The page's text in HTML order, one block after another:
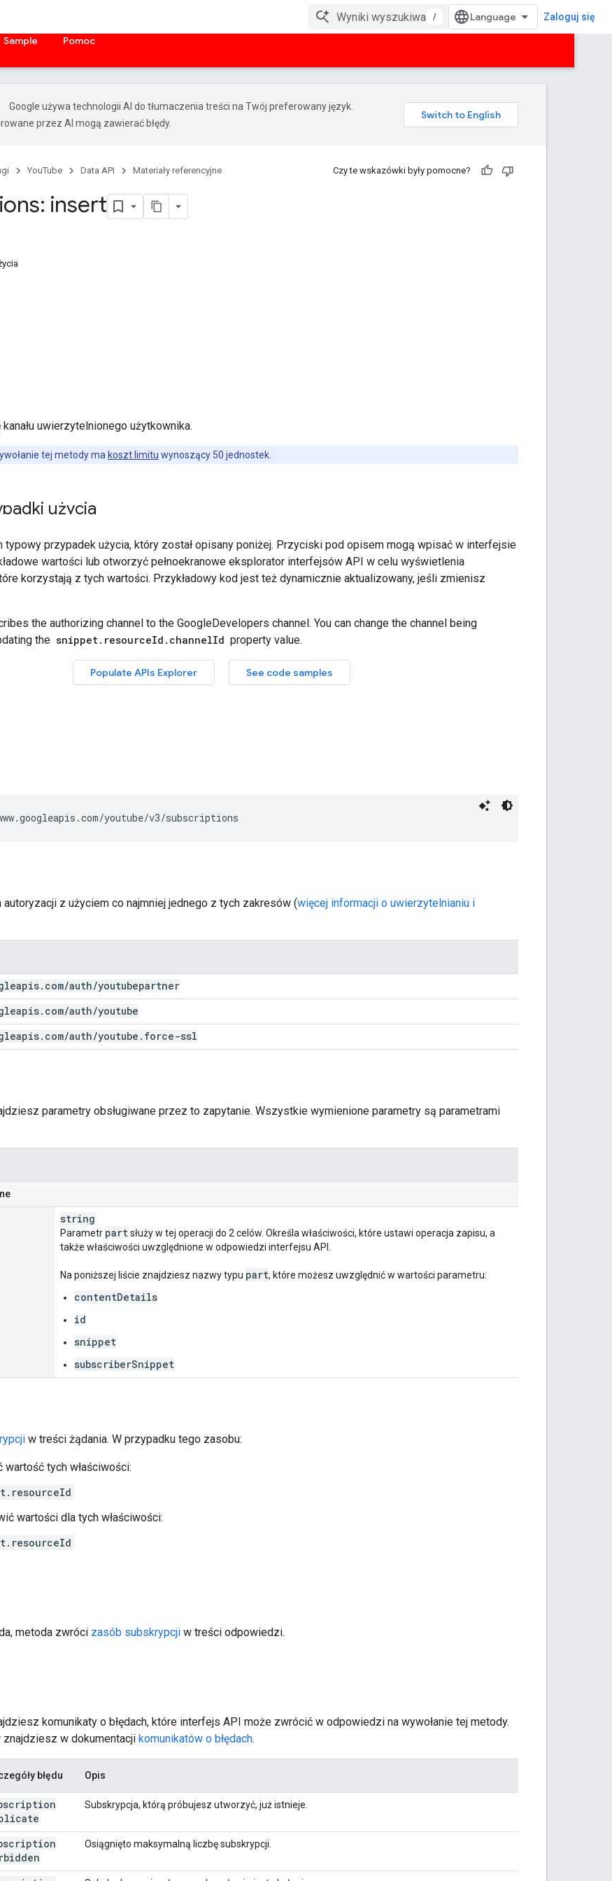
/ Zaloguj się
Sample Pomoc
Google używa technologii AI do tłumaczenia treści na Twój preferowany język.
przez AI mogą zawierać błędy.
YouTube Data API Materiały referencyjne Czy te wskazówki były pomocne?
insert
kanału uwierzytelnionego użytkownika.
tej metody ma koszt limitu wynoszący 50 jednostek.
użycia
youtube/v3/subscriptions
autoryzacji z użyciem co najmniej jednego z tych zakresów (więcej informacji o uwierzytelnianiu i
. com/auth/youtubepartner
. com/auth/youtube
. com/auth/youtube . force-ssl
parametry obsługiwane przez to zapytanie. Wszystkie wymienione parametry są parametrami
string
Parametr partsłuży w tej operacji do 2 celów. Określa właściwości, które ustawi operacja zapisu, a
także właściwości uwzględnione w odpowiedzi interfejsu API.
Na poniższej liście znajdziesz nazwy typu part, które możesz uwzględnić w wartości parametru:
contentDetails
id
snippet
subscriberSnippet
w treści żądania. W przypadku tego zasobu:
wartość tych właściwości:
wartości dla tych właściwości:
metoda zwróci zasób subskrypcji w treści odpowiedzi.
komunikaty o błędach, które interfejs API może zwrócić w odpowiedzi na wywołanie tej metody.
znajdziesz w dokumentacji komunikatów o błędach.
błędu Opis
Subskrypcja, którą próbujesz utworzyć, już istnieje.
Osiągnięto maksymalną liczbę subskrypcji.